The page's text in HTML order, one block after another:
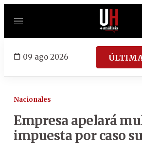
Menú
09 ago 2026
Nacionales
Empresa apelará
impuesta por caso